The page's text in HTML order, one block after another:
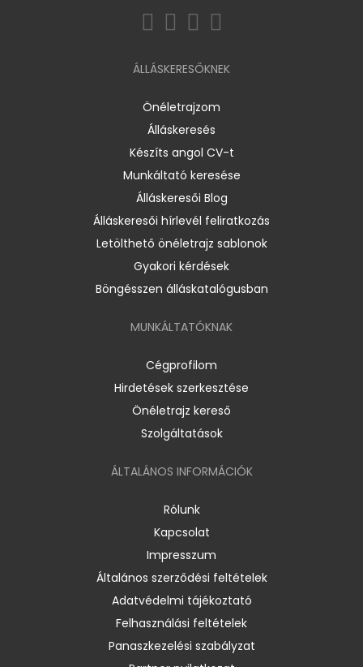
ÁLLÁSKERESŐKNEK
Önéletrajzom
Álláskeresés
Készíts angol CV-t
Munkáltató keresése
Álláskeresői Blog
Álláskeresői hírlevél feliratkozás
Letölthető önéletrajz sablonok
Gyakori kérdések
Böngésszen álláskatalógusban
MUNKÁLTATÓKNAK
Cégprofilom
Hirdetések szerkesztése
Önéletrajz kereső
Szolgáltatások
ÁLTALÁNOS INFORMÁCIÓK
Rólunk
Kapcsolat
Impresszum
Általános szerződési feltételek
Adatvédelmi tájékoztató
Felhasználási feltételek
Panaszkezelési szabályzat